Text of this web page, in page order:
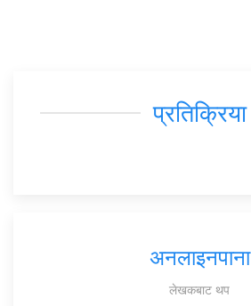
प्रतिक्रिया
अनलाइनपाना
लेखकबाट थप